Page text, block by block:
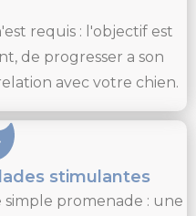
requis : l'objectif est
de progresser a son
avec votre chien.
stimulantes
promenade : une